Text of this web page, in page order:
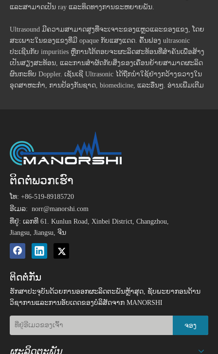
ແລະສາມາດເປັນ ray ແລະທິດທາງການຂະຫຍາຍພັນ.
Ultrasound ມີຄວາມສາມາດສູງທີ່ຈະເຈາະຂອງແຫຼວແລະຂອງແຂງ, ໂດຍ
ສະເພາະໃນຂອງແຂງທີ່ມີ opaque ກັບແສງແດດ. ຄື້ນຟອງ ultrasonic
ປະເຊີນກັບ impurities ຫຼືການໂຕ້ຕອບຈະຜະລິດສະທ້ອນທີ່ສໍາຄັນເພື່ອສ້າງ
ເປັນສຽງສະທ້ອນ, ແລະການສໍາຜັດກັບສິ່ງຂອງເຄື່ອນຍ້າຍສາມາດຜະລິດ
ຜົນກະທົບ Doppler. ເຊັນເຊີ Ultrasonic ໄດ້ຖືກນໍາໃຊ້ຢ່າງກວ້າງຂວາງໃນ
ອຸດສາຫະກໍາ, ການປ້ອງກັນຊາດ, biomedicine, ແລະອື່ນໆ. ອ່ານເພີ່ມເຕີມ
ຕິດຕໍ່ພວກເຮົາ
ໂທ: +86-519-89185720
ອີເມລ: norr@manorshi.com
ທີ່ຢູ່: ເລກທີ 61. Kunlun Road, Xinbei District, Changzhou,
Jiangsu, Jiangsu, ຈີນ
ຕິດຕໍ່ກັນ
ຮັກສາປະຈຸບັນດ້ວຍການອອກຜະລິດຕະພັນຫຼ້າສຸດ, ຊັບພະຍາກອນດ້ານ
ວິຊາການແລະການອັບເດດຂອງບໍລິສັດຈາກ MANORSHI
ຈອງ
ຜະລິດຕະພັນ